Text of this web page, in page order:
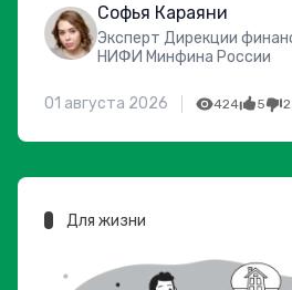
Софья Караяни
Эксперт Дирекции
НИФИ Минфина России
01 августа 2026 424 5 2
Для жизни